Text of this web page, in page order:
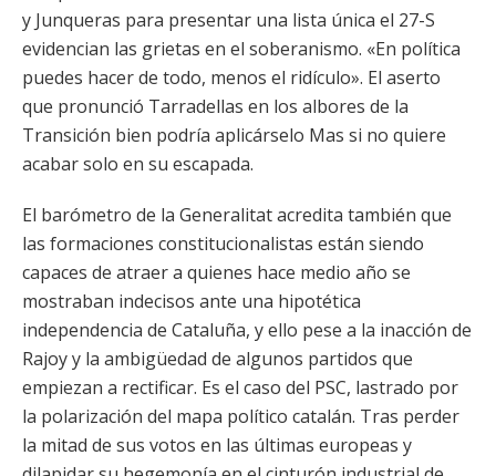
y Junqueras para presentar una lista única el 27-S
evidencian las grietas en el soberanismo. «En política
puedes hacer de todo, menos el ridículo». El aserto
que pronunció Tarradellas en los albores de la
Transición bien podría aplicárselo Mas si no quiere
acabar solo en su escapada.
El barómetro de la Generalitat acredita también que
las formaciones constitucionalistas están siendo
capaces de atraer a quienes hace medio año se
mostraban indecisos ante una hipotética
independencia de Cataluña, y ello pese a la inacción de
Rajoy y la ambigüedad de algunos partidos que
empiezan a rectificar. Es el caso del PSC, lastrado por
la polarización del mapa político catalán. Tras perder
la mitad de sus votos en las últimas europeas y